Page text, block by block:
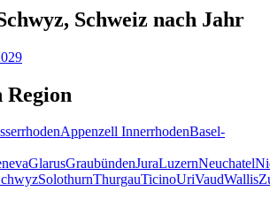
Schweiz nach Jahr
Region
Appenzell InnerrhodenBasel-
GlarusGraubündenJuraLuzernNeuchatel
SolothurnThurgauTicinoUriVaudWallis